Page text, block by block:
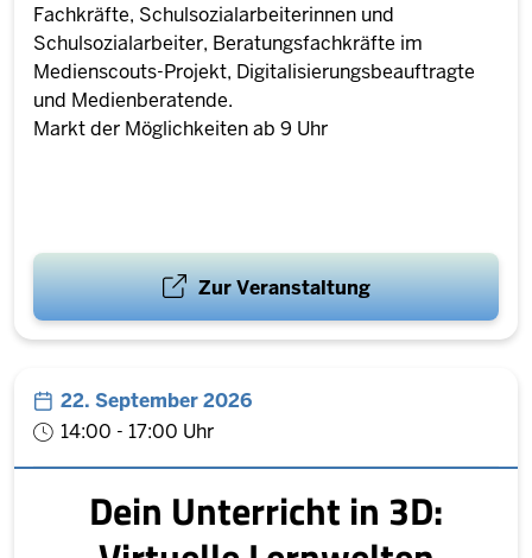
Fachkräfte, Schulsozialarbeiterinnen und
Schulsozialarbeiter, Beratungsfachkräfte im
Medienscouts-Projekt, Digitalisierungsbeauftragte
und Medienberatende.
Markt der Möglichkeiten ab 9 Uhr
Zur Veranstaltung
22. September 2026
14:00 - 17:00 Uhr
Dein Unterricht in 3D: